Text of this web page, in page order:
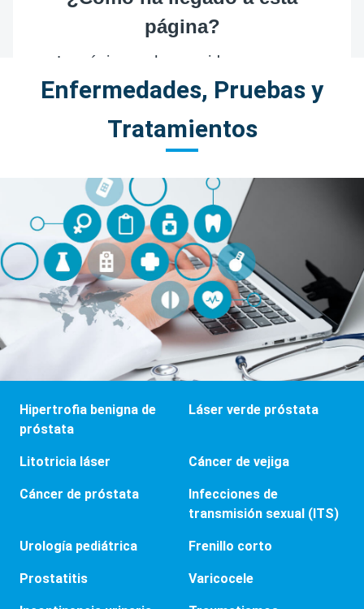
Enfermedades, Pruebas y
Tratamientos
Hipertrofia benigna de
próstata
Láser verde próstata
Litotricia láser Cáncer de vejiga
Cáncer de próstata
Infecciones de
transmisión sexual (ITS)
Urología pediátrica Frenillo corto
Prostatitis Varicocele